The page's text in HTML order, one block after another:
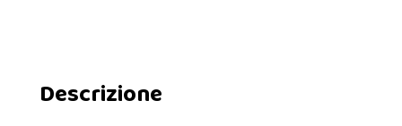
Descrizione